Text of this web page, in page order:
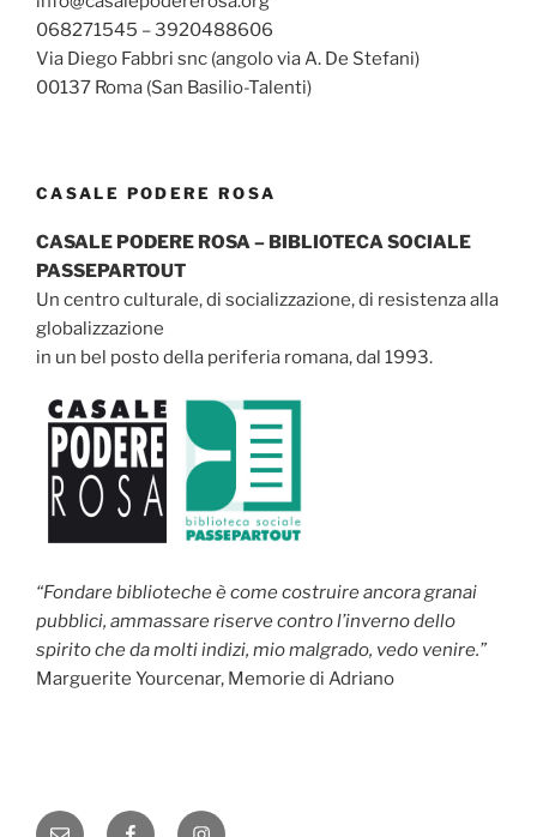
068271545 – 3920488606
Via Diego Fabbri snc (angolo via A. De Stefani)
00137 Roma (San Basilio-Talenti)
CASALE PODERE ROSA
CASALE PODERE ROSA – BIBLIOTECA SOCIALE
PASSEPARTOUT
Un centro culturale, di socializzazione, di resistenza alla
globalizzazione
in un bel posto della periferia romana, dal 1993.
“Fondare biblioteche è come costruire ancora granai
pubblici, ammassare riserve contro l’inverno dello
spirito che da molti indizi, mio malgrado, vedo venire.”
Marguerite Yourcenar, Memorie di Adriano
Email FacebookInstagram